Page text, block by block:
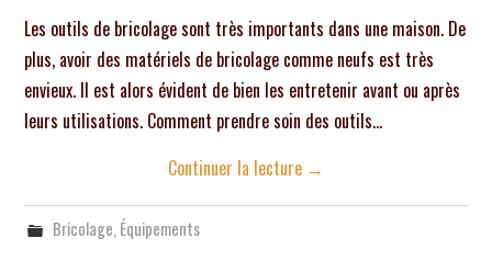
Les outils de bricolage sont très importants dans une maison. De
plus, avoir des matériels de bricolage comme neufs est très
envieux. Il est alors évident de bien les entretenir avant ou après
leurs utilisations. Comment prendre soin des outils…
Continuer la lecture →
Bricolage,Équipements